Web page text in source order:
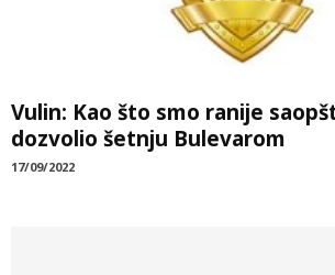
Vulin: Kao što smo ranije
dozvolio šetnju Bulevarom
17/09/2022